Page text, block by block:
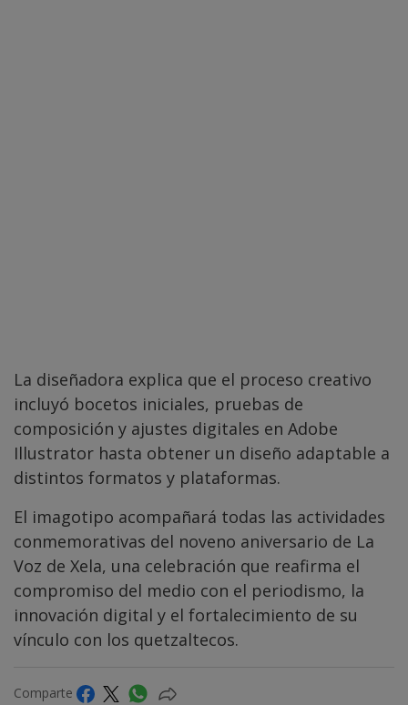
La diseñadora explica que el proceso creativo
incluyó bocetos iniciales, pruebas de
composición y ajustes digitales en Adobe
Illustrator hasta obtener un diseño adaptable a
distintos formatos y plataformas.
El imagotipo acompañará todas las actividades
conmemorativas del noveno aniversario de La
Voz de Xela, una celebración que reafirma el
compromiso del medio con el periodismo, la
innovación digital y el fortalecimiento de su
vínculo con los quetzaltecos.
Comparte